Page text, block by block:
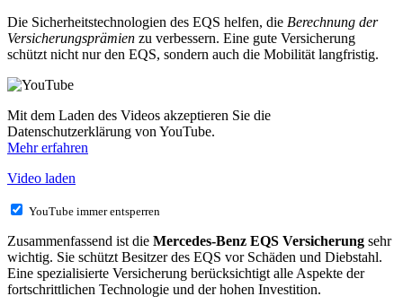
Die Sicherheitstechnologien des EQS helfen, die Berechnung der
Versicherungsprämien zu verbessern. Eine gute Versicherung
schützt nicht nur den EQS, sondern auch die Mobilität langfristig.
Mit dem Laden des Videos akzeptieren Sie die
Datenschutzerklärung von YouTube.
Mehr erfahren
Video laden
YouTube immer entsperren
Zusammenfassend ist die Mercedes-Benz EQS Versicherung sehr
wichtig. Sie schützt Besitzer des EQS vor Schäden und Diebstahl.
Eine spezialisierte Versicherung berücksichtigt alle Aspekte der
fortschrittlichen Technologie und der hohen Investition.